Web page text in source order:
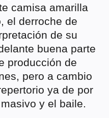
camisa amarilla
el derroche de
de su
buena parte
producción de
pero a cambio
ya de por
y el baile.